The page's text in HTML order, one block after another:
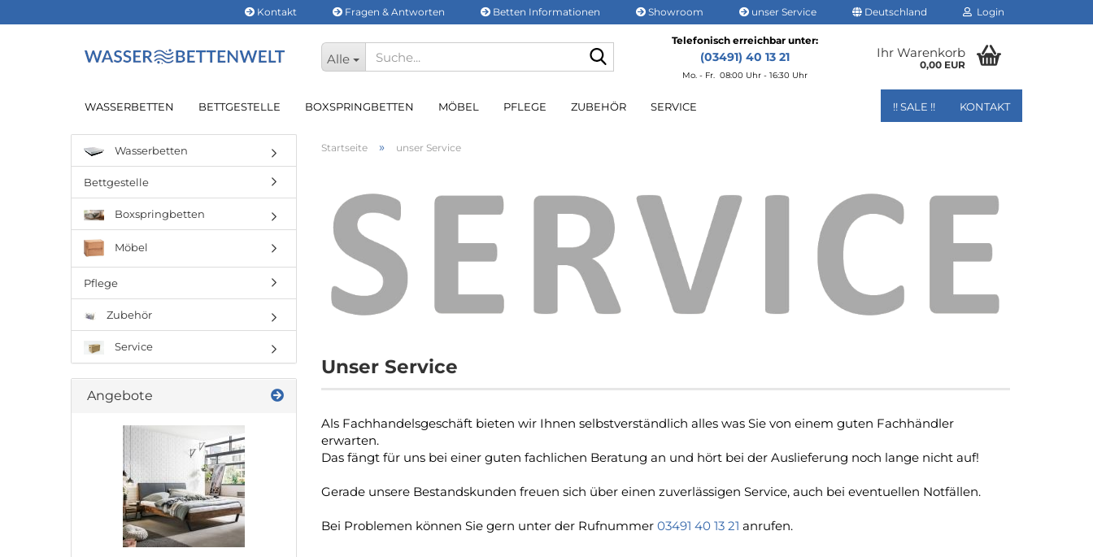
Kontakt Fragen & Antworten Betten Informationen Showroom unser Service Deutschland Login
Alle
Telefonisch erreichbar unter:
(03491) 40 13 21
Mo. - Fr. 08:00 Uhr - 16:30 Uhr
Ihr Warenkorb
0,00 EUR
WASSERBETTEN BETTGESTELLE BOXSPRINGBETTEN MÖBEL PFLEGE ZUBEHÖR SERVICE !! SALE !! KONTAKT
Startseite » unser Service
Unser Service
Als Fachhandelsgeschäft bieten wir Ihnen selbstverständlich alles was Sie von einem guten Fachhändler
erwarten.
Das fängt für uns bei einer guten fachlichen Beratung an und hört bei der Auslieferung noch lange nicht auf!
Gerade unsere Bestandskunden freuen sich über einen zuverlässigen Service, auch bei eventuellen Notfällen.
Bei Problemen können Sie gern unter der Rufnummer 03491 40 13 21 anrufen.
Wasserbetten
Bettgestelle
Boxspringbetten
Möbel
Pflege
Zubehör
Service
Angebote